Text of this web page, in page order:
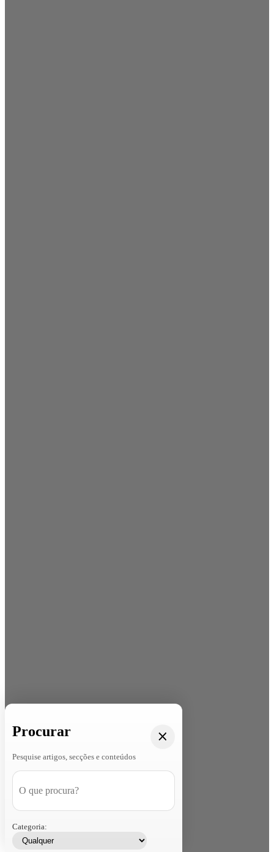
Procurar
Pesquise artigos, secções e conteúdos
Categoria: